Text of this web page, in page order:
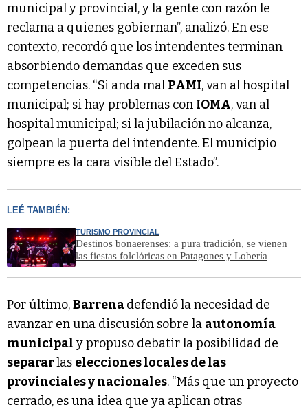
municipal y provincial, y la gente con razón le
reclama a quienes gobiernan”, analizó. En ese
contexto, recordó que los intendentes terminan
absorbiendo demandas que exceden sus
competencias. “Si anda mal PAMI, van al hospital
municipal; si hay problemas con IOMA, van al
hospital municipal; si la jubilación no alcanza,
golpean la puerta del intendente. El municipio
siempre es la cara visible del Estado”.
LEÉ TAMBIÉN:
TURISMO PROVINCIAL
Destinos bonaerenses: a pura tradición, se vienen
las fiestas folclóricas en Patagones y Lobería
Por último,Barrenadefendió la necesidad de
avanzar en una discusión sobre la autonomía
municipal y propuso debatir la posibilidad de
separarlas elecciones locales de las
provinciales y nacionales. “Más que un proyecto
cerrado, es una idea que ya aplican otras